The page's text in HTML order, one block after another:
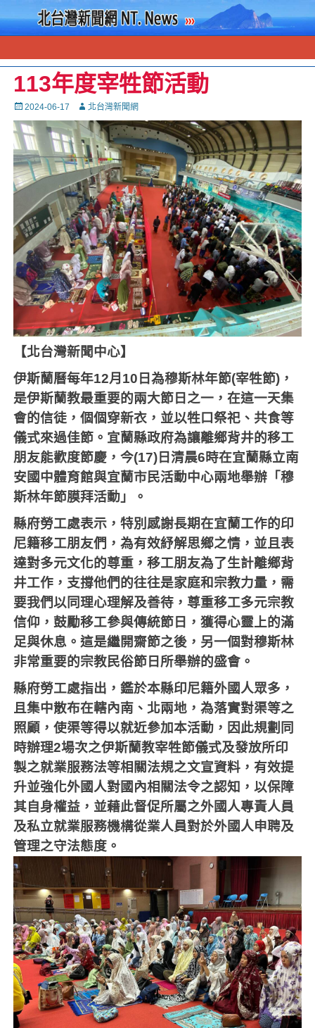
113年度宰牲節活動
Posted
on
2024-06-17 Autor北台灣新聞網
【北台灣新聞中心】
伊斯蘭曆每年12月 10 日為穆斯林年節(宰牲節) ，
是伊斯蘭教最重要的兩大節日之一，在這一天集
會的信徒，個個穿新衣，並以牲口祭祀、共食等
儀式來過佳節。宜蘭縣政府為讓離鄉背井的移工
朋友能歡度節慶，今(17) 日清晨6時在宜蘭縣立南
安國中體育館與宜蘭市民活動中心兩地舉辦「穆
斯林年節膜拜活動」。
縣府勞工處表示，特別感謝長期在宜蘭工作的印
尼籍移工朋友們，為有效紓解思鄉之情，並且表
達對多元文化的尊重，移工朋友為了生計離鄉背
井工作，支撐他們的往往是家庭和宗教力量，需
要我們以同理心理解及善待，尊重移工多元宗教
信仰，鼓勵移工參與傳統節日，獲得心靈上的滿
足與休息。這是繼開齋節之後，另一個對穆斯林
非常重要的宗教民俗節日所舉辦的盛會。
縣府勞工處指出，鑑於本縣印尼籍外國人眾多，
且集中散布在轄內南、北兩地，為落實對渠等之
照顧，使渠等得以就近參加本活動，因此規劃同
時辦理2場次之伊斯蘭教宰牲節儀式及發放所印
製之就業服務法等相關法規之文宣資料，有效提
升並強化外國人對國內相關法令之認知，以保障
其自身權益，並藉此督促所屬之外國人專責人員
及私立就業服務機構從業人員對於外國人申聘及
管理之守法態度。